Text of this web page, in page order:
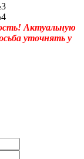
Актуальную
уточнять у